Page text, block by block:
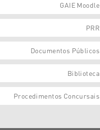
GAIE Moodle
PRR
Documentos Públicos
Biblioteca
Procedimentos Concursais